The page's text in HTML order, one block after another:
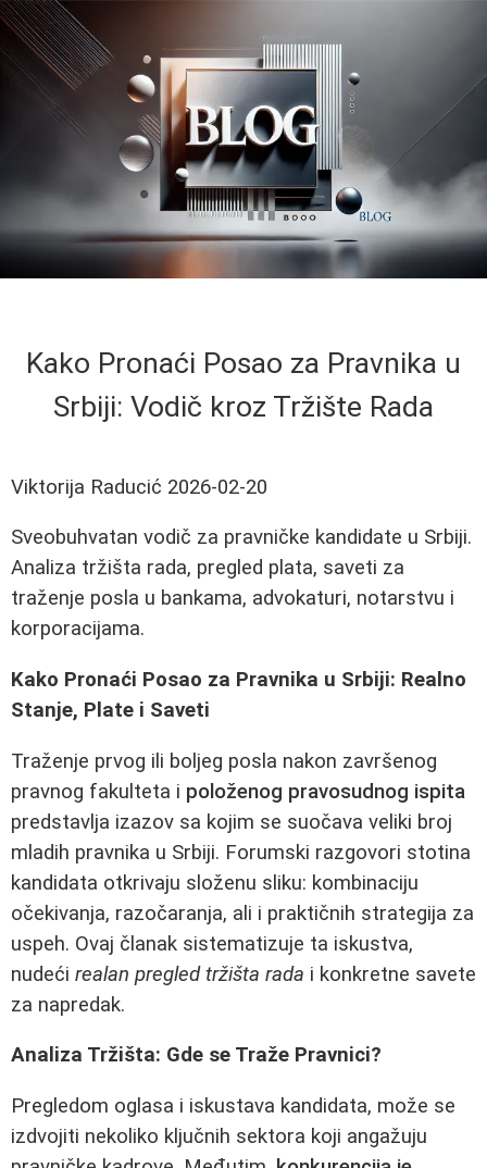
Kako Pronaći Posao za Pravnika u
Srbiji: Vodič kroz Tržište Rada
Viktorija Raducić 2026-02-20
Sveobuhvatan vodič za pravničke kandidate u Srbiji.
Analiza tržišta rada, pregled plata, saveti za
traženje posla u bankama, advokaturi, notarstvu i
korporacijama.
Kako Pronaći Posao za Pravnika u Srbiji: Realno
Stanje, Plate i Saveti
Traženje prvog ili boljeg posla nakon završenog
pravnog fakulteta i položenog pravosudnog ispita
predstavlja izazov sa kojim se suočava veliki broj
mladih pravnika u Srbiji. Forumski razgovori stotina
kandidata otkrivaju složenu sliku: kombinaciju
očekivanja, razočaranja, ali i praktičnih strategija za
uspeh. Ovaj članak sistematizuje ta iskustva,
nudeći realan pregled tržišta rada i konkretne savete
za napredak.
Analiza Tržišta: Gde se Traže Pravnici?
Pregledom oglasa i iskustava kandidata, može se
izdvojiti nekoliko ključnih sektora koji angažuju